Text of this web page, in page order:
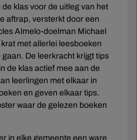
klas voor de uitleg van het
aftrap, versterkt door een
Almelo-doelman Michael
met allerlei leesboeken
De leerkracht krijgt tips
de klas actief mee aan de
leerlingen met elkaar in
en geven elkaar tips.
waar de gelezen boeken
in elke gemeente een ware